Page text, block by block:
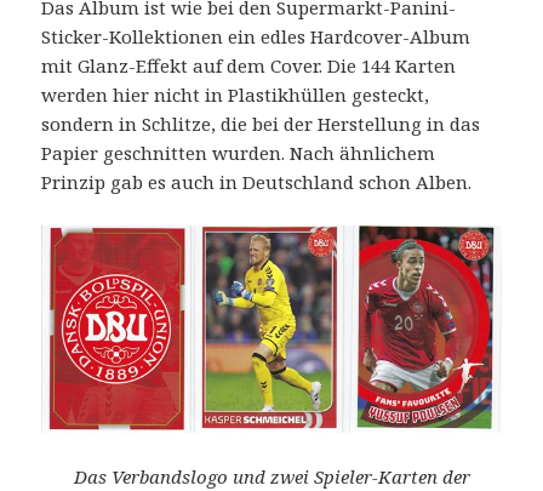
Das Album ist wie bei den Supermarkt-Panini-
Sticker-Kollektionen ein edles Hardcover-Album
mit Glanz-Effekt auf dem Cover. Die 144 Karten
werden hier nicht in Plastikhüllen gesteckt,
sondern in Schlitze, die bei der Herstellung in das
Papier geschnitten wurden. Nach ähnlichem
Prinzip gab es auch in Deutschland schon Alben.
Das Verbandslogo und zwei Spieler-Karten der